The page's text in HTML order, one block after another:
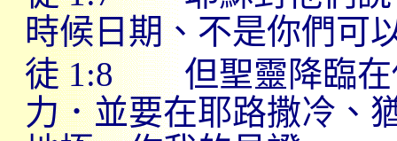
時候日期、不是你們可
徒1:8但聖靈降臨
力．並要在耶路撒冷、